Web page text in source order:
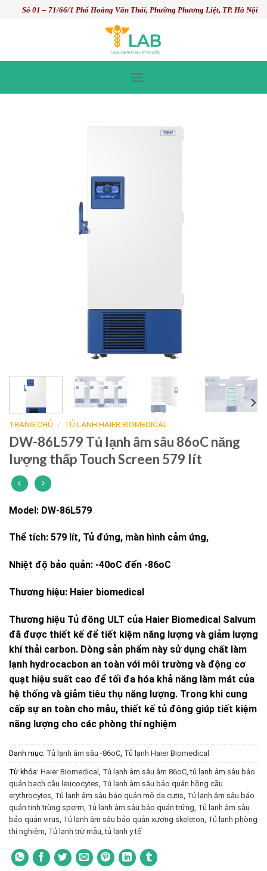
Số 01 – 71/66/1 Phố Hoàng Văn Thái, Phường Phương Liệt, TP. Hà Nội
TRANG CHỦ / TỦ LẠNH HAIER BIOMEDICAL
DW-86L579 Tủ lạnh âm sâu 86oC năng
lượng thấp Touch Screen 579 lít
Model: DW-86L579
Thể tích: 579 lít, Tủ đứng, màn hình cảm ứng,
Nhiệt độ bảo quản: -40oC đến -86oC
Thương hiệu: Haier biomedical
Thương hiệu Tủ đông ULT của Haier Biomedical Salvum
đã được thiết kế để tiết kiệm năng lượng và giảm lượng
khí thải carbon. Dòng sản phẩm này sử dụng chất làm
lạnh hydrocacbon an toàn với môi trường và động cơ
quạt hiệu suất cao để tối đa hóa khả năng làm mát của
hệ thống và giảm tiêu thụ năng lượng. Trong khi cung
cấp sự an toàn cho mẫu, thiết kế tủ đông giúp tiết kiệm
năng lượng cho các phòng thí nghiệm
Danh mục: Tủ lạnh âm sâu -86oC Tủ lạnh Haier Biomedical
Từ khóa: Haier Biomedical Tủ lạnh âm sâu âm 86oC ,tủ lạnh âm sâu bảo
quản bạch cầu leucocytes Tủ lạnh âm sâu bảo quản hồng cầu
erythrocytes Tủ lạnh âm sâu bảo quản mô da cutis Tủ lạnh âm sâu bảo
quản tinh trùng sperm Tủ lạnh âm sâu bảo quản trứng Tủ lạnh âm sâu
bảo quản virus Tủ lạnh âm sâu bảo quản xương skeleton Tủ lạnh phòng
thí nghiệm Tủ lạnh trữ mẫu ,tủ lạnh y tế